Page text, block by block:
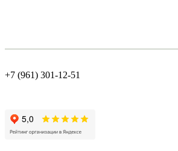
+7 (961) 301-12-51